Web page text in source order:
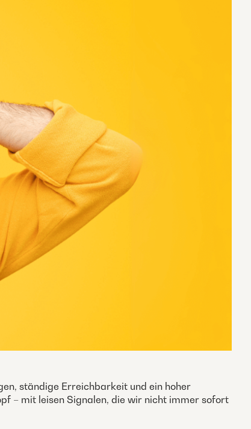
ständige Erreichbarkeit und ein hoher
– mit leisen Signalen, die wir nicht immer sofort